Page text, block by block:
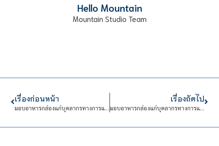
Hello Mountain
Mountain Studio Team
เรื่องก่อนหน้า
มอบอาหารกล่องแก่บุคลากรทางการแพทย์ ครั้งที่ 22
เรื่องถัดไป
มอบอาหารกล่องแก่บุคลากรทางการแพทย์ ครั้งที่ 23